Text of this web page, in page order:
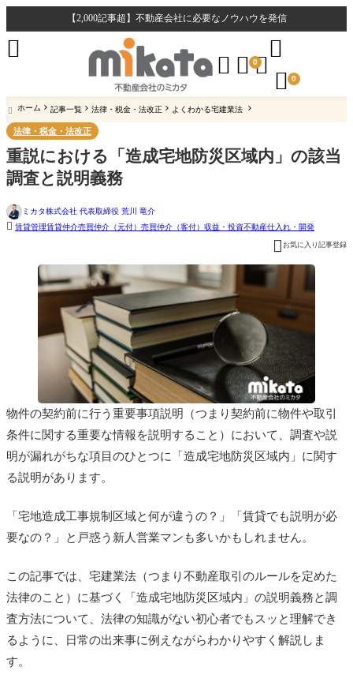
【2,000記事超】不動産会社に必要なノウハウを発信
  0

 0

 ホーム 記事一覧 法律・税金・法改正 よくわかる宅建業法
法律・税金・法改正
重説における「造成宅地防災区域内」の該当
調査と説明義務
ミカタ株式会社 代表取締役 荒川 竜介
 賃貸管理賃貸仲介売買仲介（元付） 売買仲介（客付） 収益・投資不動産仕入れ・開発
 お気に入り記事登録
物件の契約前に行う重要事項説明（つまり契約前に物件や取引
条件に関する重要な情報を説明すること）において、調査や説
明が漏れがちな項目のひとつに「造成宅地防災区域内」に関す
る説明があります。
「宅地造成工事規制区域と何が違うの？」「賃貸でも説明が必
要なの？」と戸惑う新人営業マンも多いかもしれません。
この記事では、宅建業法（つまり不動産取引のルールを定めた
法律のこと）に基づく「造成宅地防災区域内」の説明義務と調
査方法について、法律の知識がない初心者でもスッと理解でき
るように、日常の出来事に例えながらわかりやすく解説しま
す。